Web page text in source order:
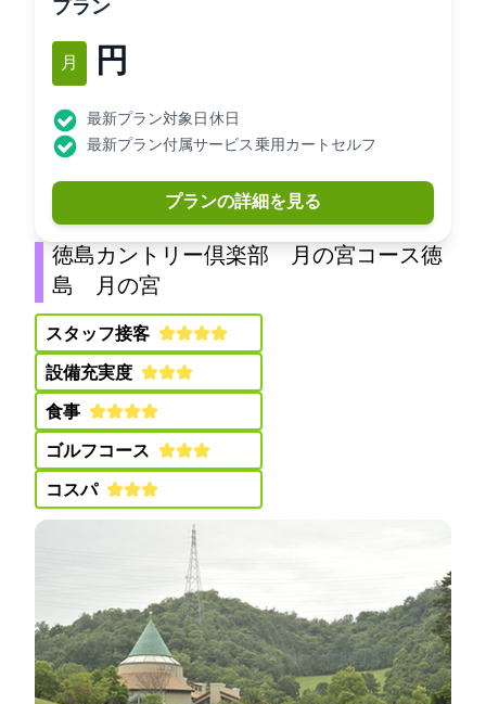
プラン
1月 15,705円
最新プラン対象日: 休日
最新プラン付属サービス: 乗用カートセルフ
プランの詳細を見る
徳島カントリー倶楽部 月の宮コース(徳
島CC 月の宮C)
スタッフ接客:
設備充実度:
食事:
ゴルフコース:
コスパ: